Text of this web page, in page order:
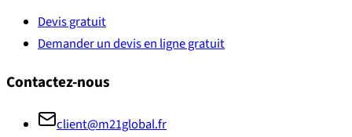
Devis gratuit
Demander un devis en ligne gratuit
Contactez-nous
client@m21global.fr